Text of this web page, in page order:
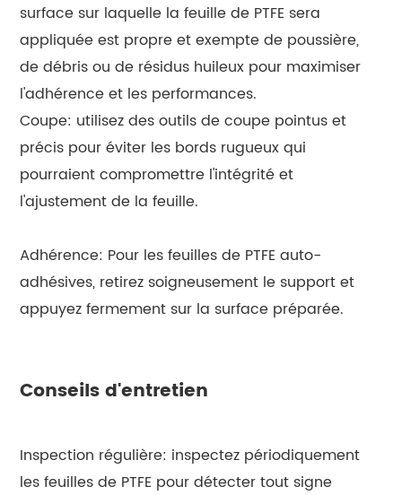
surface sur laquelle la feuille de PTFE sera
appliquée est propre et exempte de poussière,
de débris ou de résidus huileux pour maximiser
l'adhérence et les performances.
Coupe: utilisez des outils de coupe pointus et
précis pour éviter les bords rugueux qui
pourraient compromettre l'intégrité et
l'ajustement de la feuille.
Adhérence: Pour les feuilles de PTFE auto-
adhésives, retirez soigneusement le support et
appuyez fermement sur la surface préparée.
Conseils d'entretien
Inspection régulière: inspectez périodiquement
les feuilles de PTFE pour détecter tout signe